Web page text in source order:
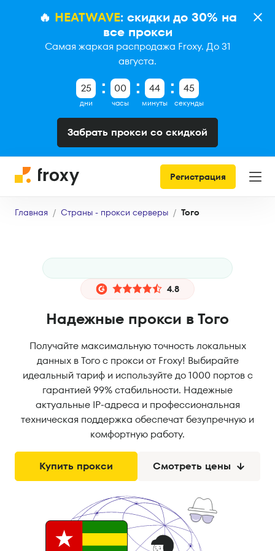
🔥 HEATWAVE: скидки до 30% на
все прокси
Самая жаркая распродажа Froxy. До 31
августа.
25
дни
00
часы
44
минуты
44
секунды
Забрать прокси со скидкой
Регистрация
Главная Страны - прокси серверы Того
4.8
Надежные прокси в Того
Получайте максимальную точность локальных
данных в Того с прокси от Froxy! Выбирайте
идеальный тариф и используйте до 1000 портов с
гарантией 99% стабильности. Надежные
актуальные IP-адреса и профессиональная
техническая поддержка обеспечат безупречную и
комфортную работу.
Купить прокси Смотреть цены